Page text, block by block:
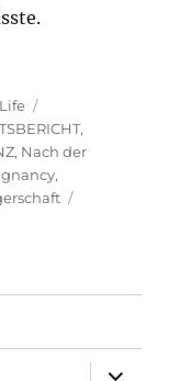
,
, Nach der
,